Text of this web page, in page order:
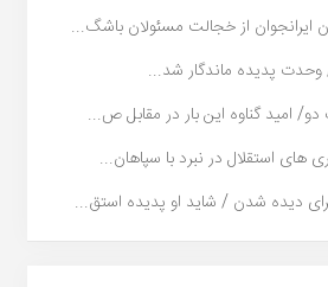
ایرانجوان از خجالت مسئولان باشگ...
پدیده ماندگار شد...
امید گناوه این بار در مقابل ص...
های استقلال در نبرد با سپاهان...
دیده شدن / شاید او پدیده استق...